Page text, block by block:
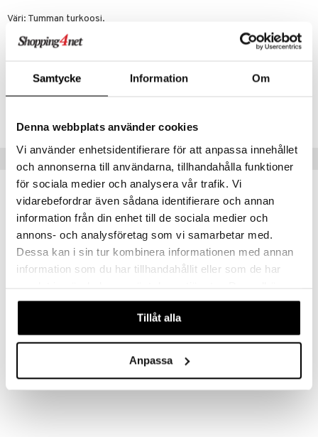
Samtycke Information Om
Denna webbplats använder cookies
Vi använder enhetsidentifierare för att anpassa innehållet
och annonserna till användarna, tillhandahålla funktioner
för sociala medier och analysera vår trafik. Vi
vidarebefordrar även sådana identifierare och annan
information från din enhet till de sociala medier och
annons- och analysföretag som vi samarbetar med.
Dessa kan i sin tur kombinera informationen med annan
information som du har tillhandahållit eller som de har
våra cookies vid fortsatt användande av vår webbplats.
Tillåt alla
Anpassa
Väri: Tumman turkoosi.
Hoito-ohjeet: Käsinpesu kylmässä vedessä. Jos on halkeamia tai
Tuotenumero
Balance board
31,90 €
Casall Exetube Medium
24,90 €